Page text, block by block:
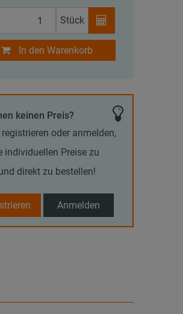
Stück
In den Warenkorb
keinen Preis?
oder anmelden,
individuellen Preise zu
direkt zu bestellen!
Anmelden